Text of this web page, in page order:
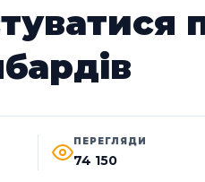
ПЕРЕГЛЯДИ
74 150